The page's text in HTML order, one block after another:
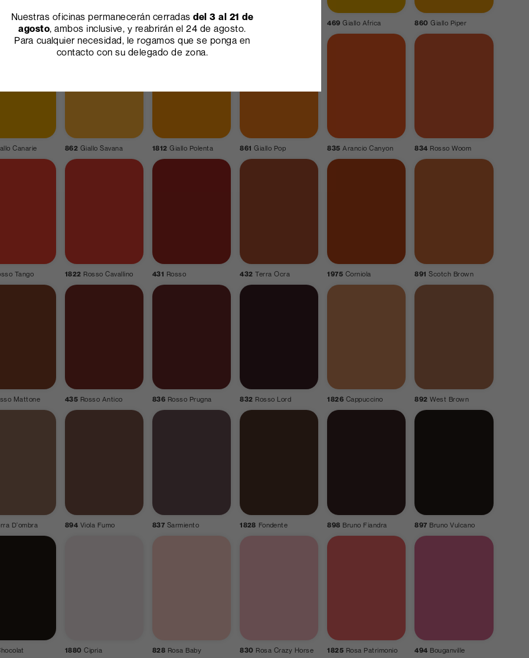
Giallo Ocra 463 Giallo Pom-Pom 1842 Moutarde 1940 469 Giallo Africa 860 Giallo Piper
Canarie 862 Giallo Savana 1812 Giallo Polenta 861 Giallo Pop 835 Arancio Canyon 834 Rosso Woom
Tango 1822 Rosso Cavallino 431 Rosso 432 Terra Ocra 1975 Corniola 891 Scotch Brown
Mattone 435 Rosso Antico 836 Rosso Prugna 832 Rosso Lord 1826 Cappuccino 892 West Brown
D'ombra 894 Viola Fumo 837 Sarmiento 1828 Fondente 898 Bruno Fiandra 897 Bruno Vulcano
1880 Cipria 828 Rosa Baby 830 Rosa Crazy Horse 1825 Rosa Patrimonio 494 Bouganville
Nuestras oficinas permanecerán cerradas del 3 al 21 de
agosto, ambos inclusive, y reabrirán el 24 de agosto.
Para cualquier necesidad, le rogamos que se ponga en
contacto con su delegado de zona.